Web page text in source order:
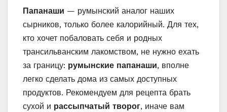
Папанаши — румынский аналог наших
сырников, только более калорийный. Для тех,
кто хочет побаловать себя и родных
трансильванским лакомством, не нужно ехать
за границу: румынские папанаши, вполне
легко сделать дома из самых доступных
продуктов. Рекомендуем для рецепта брать
сухой и рассыпчатый творог, иначе вам